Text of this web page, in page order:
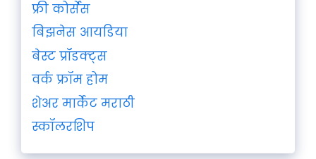
फ्री कोर्सेस
बिझनेस आयडिया
बेस्ट प्रॉडक्ट्स
वर्क फ्रॉम होम
शेअर मार्केट मराठी
स्कॉलरशिप